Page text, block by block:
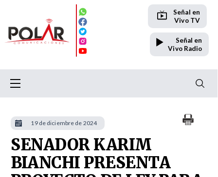
Señal en
Vivo TV
Señal en
Vivo Radio
SENADOR KARIM
BIANCHI PRESENTA
19 de diciembre de 2024